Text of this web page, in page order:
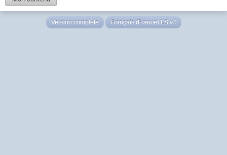
Version complète Français (France) LS v4